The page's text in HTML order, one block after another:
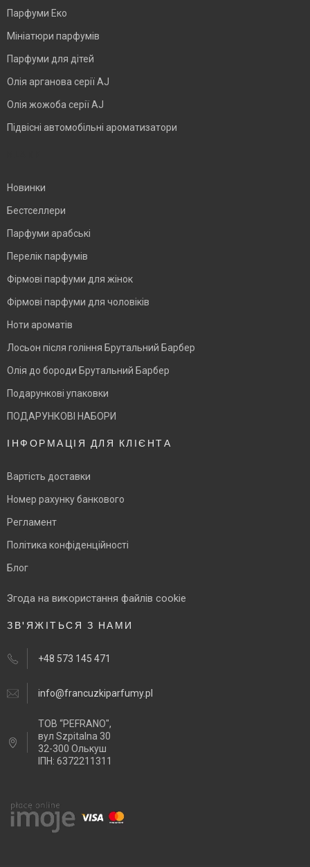
Парфуми Еко
Мініатюри парфумів
Парфуми для дітей
Олія арганова серії AJ
Олія жожоба серії AJ
Підвісні автомобільні ароматизатори
Новинки
Бестселлери
Парфуми арабські
Перелік парфумів
Фірмові парфуми для жінок
Фірмові парфуми для чоловіків
Ноти ароматів
Лосьон після гоління Брутальний Барбер
Олія до бороди Брутальний Барбер
Подарункові упаковки
ПОДАРУНКОВІ НАБОРИ
ІНФОРМАЦІЯ ДЛЯ КЛІЄНТА
Вартість доставки
Номер рахунку банкового
Регламент
Політика конфіденційності
Блог
Згода на використання файлів cookie
ЗВ'ЯЖІТЬСЯ З НАМИ
+48 573 145 471
info@francuzkiparfumy.pl
ТОВ “PEFRANO",
вул Szpitalna 30
32-300 Олькуш
ІПН: 6372211311